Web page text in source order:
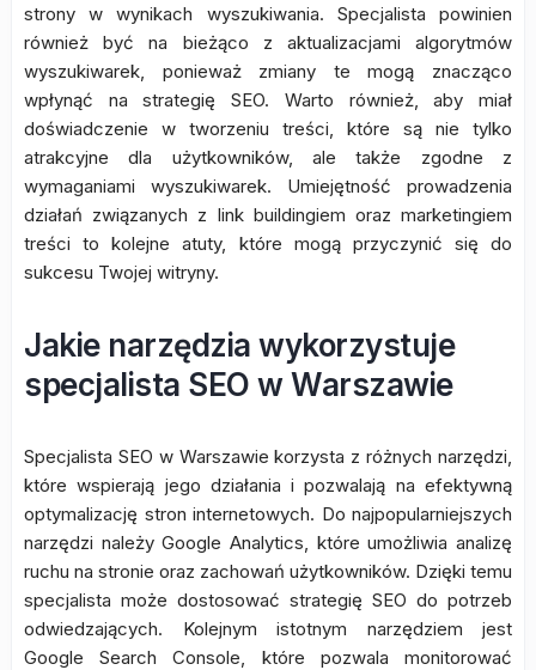
strony w wynikach wyszukiwania. Specjalista powinien
również być na bieżąco z aktualizacjami algorytmów
wyszukiwarek, ponieważ zmiany te mogą znacząco
wpłynąć na strategię SEO. Warto również, aby miał
doświadczenie w tworzeniu treści, które są nie tylko
atrakcyjne dla użytkowników, ale także zgodne z
wymaganiami wyszukiwarek. Umiejętność prowadzenia
działań związanych z link buildingiem oraz marketingiem
treści to kolejne atuty, które mogą przyczynić się do
sukcesu Twojej witryny.
Jakie narzędzia wykorzystuje
specjalista SEO w Warszawie
Specjalista SEO w Warszawie korzysta z różnych narzędzi,
które wspierają jego działania i pozwalają na efektywną
optymalizację stron internetowych. Do najpopularniejszych
narzędzi należy Google Analytics, które umożliwia analizę
ruchu na stronie oraz zachowań użytkowników. Dzięki temu
specjalista może dostosować strategię SEO do potrzeb
odwiedzających. Kolejnym istotnym narzędziem jest
Google Search Console, które pozwala monitorować